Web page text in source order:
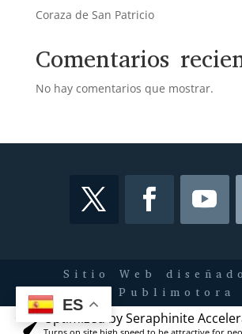
Coraza de San Patricio
Comentarios
No hay comentarios que mostrar.
Sitio Web
Publimotora
ES
Optimized by Seraphinite